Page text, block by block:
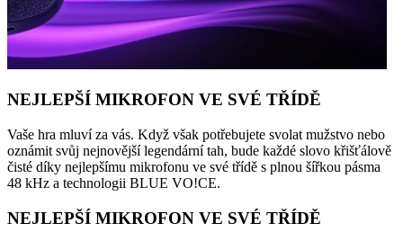
NEJLEPŠÍ MIKROFON VE SVÉ TŘÍDĚ
Vaše hra mluví za vás. Když však potřebujete svolat mužstvo nebo
oznámit svůj nejnovější legendární tah, bude každé slovo křišťálově
čisté díky nejlepšímu mikrofonu ve své třídě s plnou šířkou pásma
48 kHz a technologii BLUE VO!CE.
NEJLEPŠÍ MIKROFON VE SVÉ TŘÍDĚ